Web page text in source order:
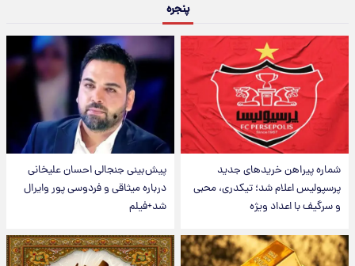
پنجره
شماره پیراهن خریدهای جدید
پرسپولیس اعلام شد؛ تیکدری، محبی
و سرگیف با اعداد ویژه
پیش‌بینی جنجالی احسان علیخانی
درباره میثاقی و فردوسی پور وایرال
شد+فیلم